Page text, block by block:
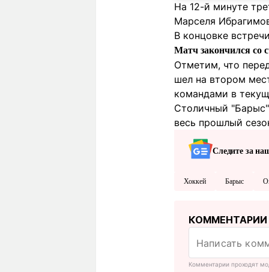
На 12-й минуте
Марселя
В концовке
Матч закончился со
Отметим, что
шел на втором
командами в
Столичный
весь прошлый
Следите за
Хоккей Барыс
КОММЕНТАРИИ
Комментарии проходят